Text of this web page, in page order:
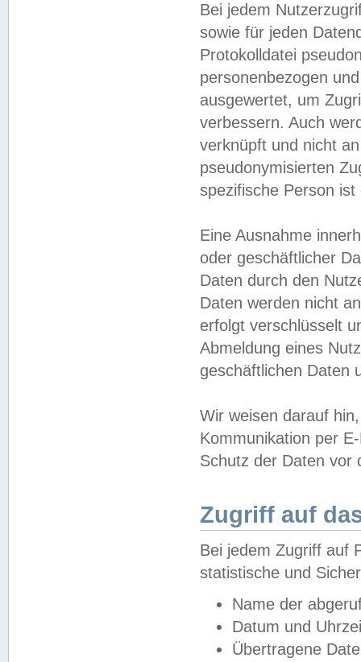
Bei jedem
sowie für jeden
Protokolldatei
personenbezogen
ausgewertet, um
verbessern. Auch
verknüpft und nicht
pseudonymisierten
spezifische Person
Eine Ausnahme
oder geschäftlicher
Daten durch den
Daten werden nicht
erfolgt verschlüsselt
Abmeldung eines
geschäftlichen Daten
Wir weisen darauf
Kommunikation per
Schutz der Daten vor
Zugriff auf
Bei jedem Zugriff auf
statistische und
Name der
Datum und
Übertragene